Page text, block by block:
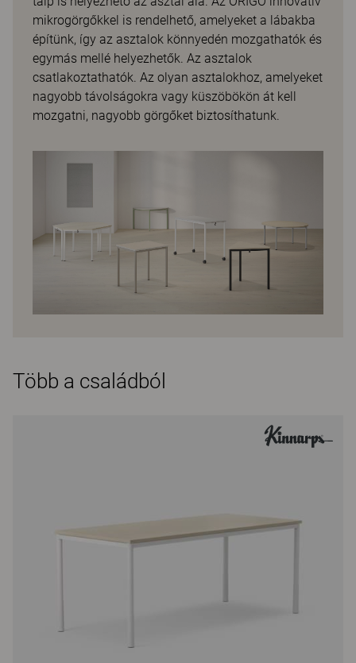
mikrogörgőkkel is rendelhető, amelyeket a lábakba
építünk, így az asztalok könnyedén mozgathatók és
egymás mellé helyezhetők. Az asztalok
csatlakoztathatók. Az olyan asztalokhoz, amelyeket
nagyobb távolságokra vagy küszöbökön át kell
mozgatni, nagyobb görgőket biztosíthatunk.
Több a családból